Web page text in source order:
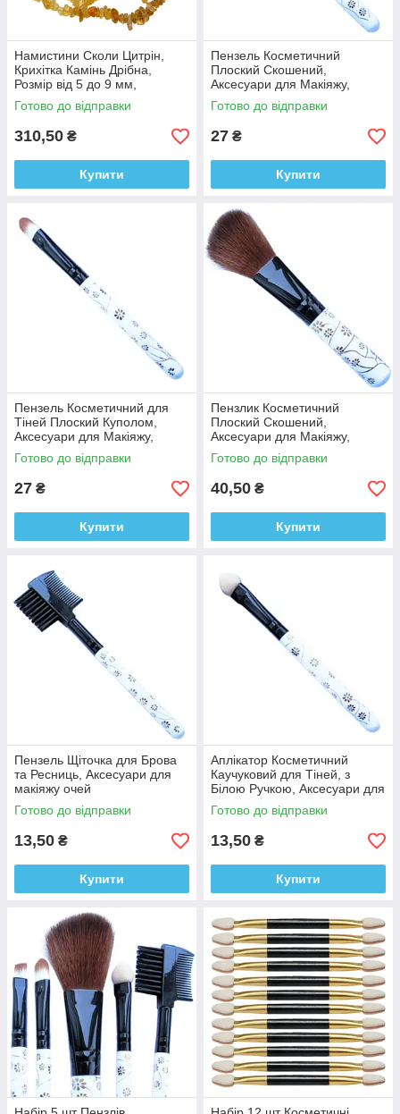
Намистини Сколи Цитрін,
Крихітка Камінь Дрібна,
Розмір від 5 до 9 мм,
Фурнітура Біжутерія
Готово до відправки
310,50 ₴
Купити
Пензель Косметичний
Плоский Скошений,
Аксесуари для Макіяжу,
Пензлі для Обличчя, для
Тіней, для Повік
Готово до відправки
27 ₴
Купити
Пензель Косметичний для
Тіней Плоский Куполом,
Аксесуари для Макіяжу,
Пензлі для Обличчя, для
Тіней
Готово до відправки
27 ₴
Купити
Пензлик Косметичний
Плоский Скошений,
Аксесуари для Макіяжу,
Пензлики для Обличчя, для
Тіней
Готово до відправки
40,50 ₴
Купити
Пензель Щіточка для Брова
та Ресниць, Аксесуари для
макіяжу очей
Готово до відправки
13,50 ₴
Купити
Аплікатор Косметичний
Каучуковий для Тіней, з
Білою Ручкою, Аксесуари для
Макіяжу Очей
Готово до відправки
13,50 ₴
Купити